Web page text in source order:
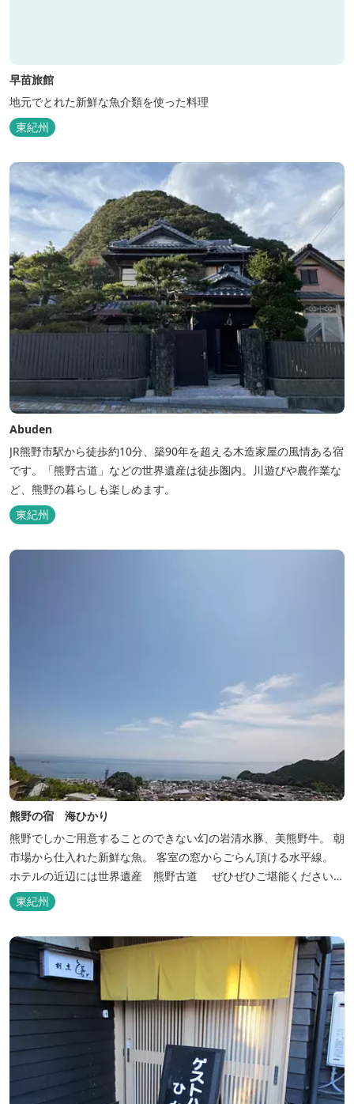
早苗旅館
地元でとれた新鮮な魚介類を使った料理
東紀州
Abuden
JR熊野市駅から徒歩約10分、築90年を超える木造家屋の風情ある宿
です。「熊野古道」などの世界遺産は徒歩圏内。川遊びや農作業な
ど、熊野の暮らしも楽しめます。
東紀州
熊野の宿 海ひかり
熊野でしかご用意することのできない幻の岩清水豚、美熊野牛。 朝
市場から仕入れた新鮮な魚。 客室の窓からごらん頂ける水平線。
ホテルの近辺には世界遺産 熊野古道 ぜひぜひご堪能くださいま
せ。
東紀州